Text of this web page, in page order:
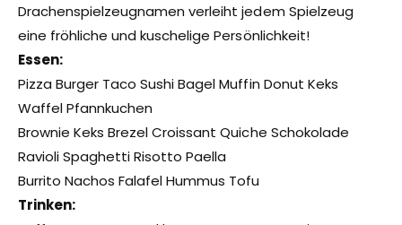
Drachenspielzeugnamen verleiht jedem Spielzeug
eine fröhliche und kuschelige Persönlichkeit!
Essen:
Pizza Burger Taco Sushi Bagel Muffin Donut Keks
Waffel Pfannkuchen
Brownie Keks Brezel Croissant Quiche Schokolade
Ravioli Spaghetti Risotto Paella
Burrito Nachos Falafel Hummus Tofu
Trinken: